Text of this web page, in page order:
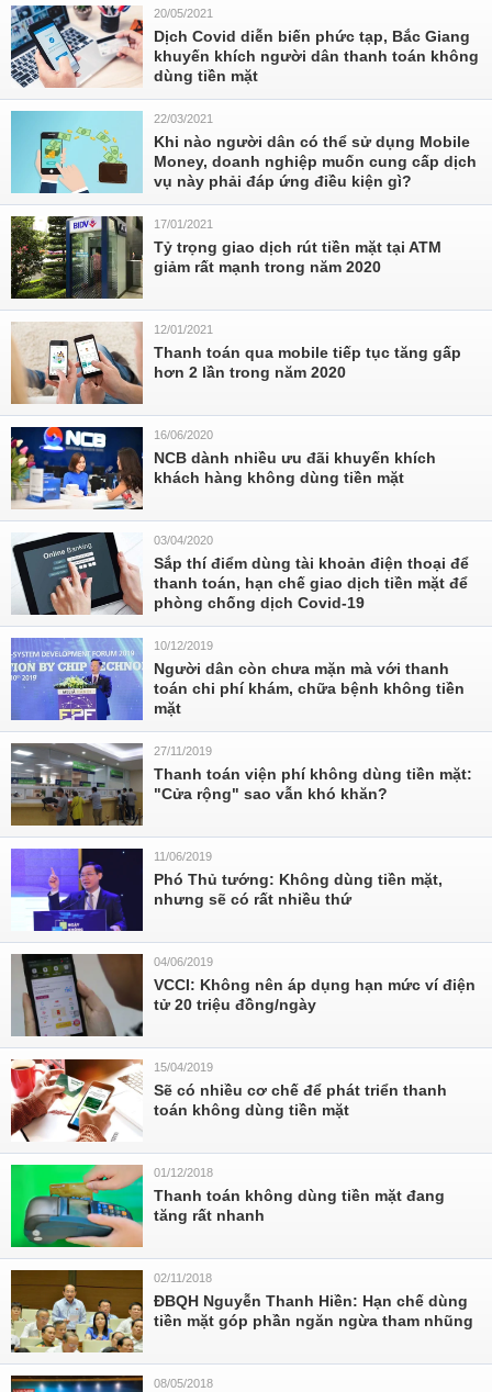
20/05/2021
Dịch Covid diễn biến phức tạp, Bắc Giang
khuyến khích người dân thanh toán không
dùng tiền mặt
22/03/2021
Khi nào người dân có thể sử dụng Mobile
Money, doanh nghiệp muốn cung cấp dịch
vụ này phải đáp ứng điều kiện gì?
17/01/2021
Tỷ trọng giao dịch rút tiền mặt tại ATM
giảm rất mạnh trong năm 2020
12/01/2021
Thanh toán qua mobile tiếp tục tăng gấp
hơn 2 lần trong năm 2020
16/06/2020
NCB dành nhiều ưu đãi khuyến khích
khách hàng không dùng tiền mặt
03/04/2020
Sắp thí điểm dùng tài khoản điện thoại để
thanh toán, hạn chế giao dịch tiền mặt để
phòng chống dịch Covid-19
10/12/2019
Người dân còn chưa mặn mà với thanh
toán chi phí khám, chữa bệnh không tiền
mặt
27/11/2019
Thanh toán viện phí không dùng tiền mặt:
"Cửa rộng" sao vẫn khó khăn?
11/06/2019
Phó Thủ tướng: Không dùng tiền mặt,
nhưng sẽ có rất nhiều thứ
04/06/2019
VCCI: Không nên áp dụng hạn mức ví điện
tử 20 triệu đồng/ngày
15/04/2019
Sẽ có nhiều cơ chế để phát triển thanh
toán không dùng tiền mặt
01/12/2018
Thanh toán không dùng tiền mặt đang
tăng rất nhanh
02/11/2018
ĐBQH Nguyễn Thanh Hiền: Hạn chế dùng
tiền mặt góp phần ngăn ngừa tham nhũng
08/05/2018